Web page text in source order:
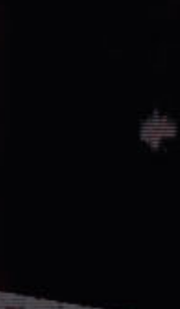
Ferne. Der Entscheid
niemand vermag auch